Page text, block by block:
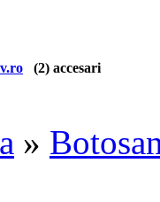
(2) accesari
»